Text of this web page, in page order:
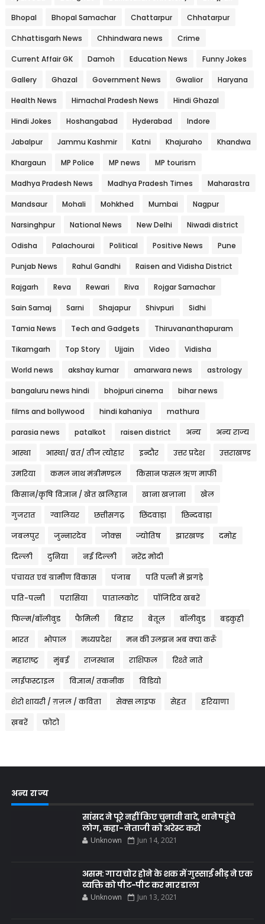
Bhopal Bhopal Samachar Chattarpur Chhatarpur
Chhattisgarh News Chhindwara news Crime
Current Affair GK Damoh Education News Funny Jokes
Gallery Ghazal Government News Gwalior Haryana
Health News Himachal Pradesh News Hindi Ghazal
Hindi Jokes Hoshangabad Hyderabad Indore
Jabalpur Jammu Kashmir Katni Khajuraho Khandwa
Khargaun MP Police MP news MP tourism
Madhya Pradesh News Madhya Pradesh Times Maharastra
Mandsaur Mohali Mohkhed Mumbai Nagpur
Narsinghpur National News New Delhi Niwadi district
Odisha Palachourai Political Positive News Pune
Punjab News Rahul Gandhi Raisen and Vidisha District
Rajgarh Reva Rewari Riva Rojgar Samachar
Sain Samaj Sarni Shajapur Shivpuri Sidhi
Tamia News Tech and Gadgets Thiruvananthapuram
Tikamgarh Top Story Ujjain Video Vidisha
World news akshay kumar amarwara news astrology
bangaluru news hindi bhojpuri cinema bihar news
films and bollywood hindi kahaniya mathura
parasia news patalkot raisen district अन्य अन्य राज्य
आस्था आस्था/ व्रत/ तीज त्‍योहार इन्दौर उत्तर प्रदेश उत्तराखण्ड
उमरिया कमल नाथ मंत्रीमण्डल किसान फसल ऋण माफी
किसान/कृषि विज्ञान / खेत खलिहान खाना खज़ाना खेल
गुजरात ग्वालियर छत्तीसगढ़ छिंदवाड़ा छिन्दवाड़ा
जबलपुर जुन्नारदेव जोक्स ज्योतिष झारखण्ड दमोह
दिल्ली दुनिया नई दिल्ली नरेंद्र मोदी
पंचायत एवं ग्रामीण विकास पंजाब पति पत्नी में झगड़े
पति-पत्नी परासिया पातालकोट पॉजिटिव खबरें
फिल्म/बॉलीवुड फैमिली बिहार बेतूल बॉलीवुड बड़कुही
भारत भोपाल मध्यप्रदेश मन की उलझन अब क्या करूँ
महाराष्ट्र मुंबई राजस्थान राशिफल रिश्ते नाते
लाईफस्टाइल विज्ञान/ तकनीक विडियो
शेरो शायरी / ग़ज़ल / कविता सेक्स लाइफ सेहत हरियाणा
ख़बरें फ़ोटो
अन्य राज्य
सांसद ने पूरे नहीं किए चुनावी वादे, थाने पहुंचे
लोग, कहा- नेताजी को अरेस्ट करो
Unknown Jun 14, 2021
असम: गाय चोर होने के शक में गुस्साई भीड़ ने एक
व्यक्ति को पीट-पीट कर मार डाला
Unknown Jun 13, 2021